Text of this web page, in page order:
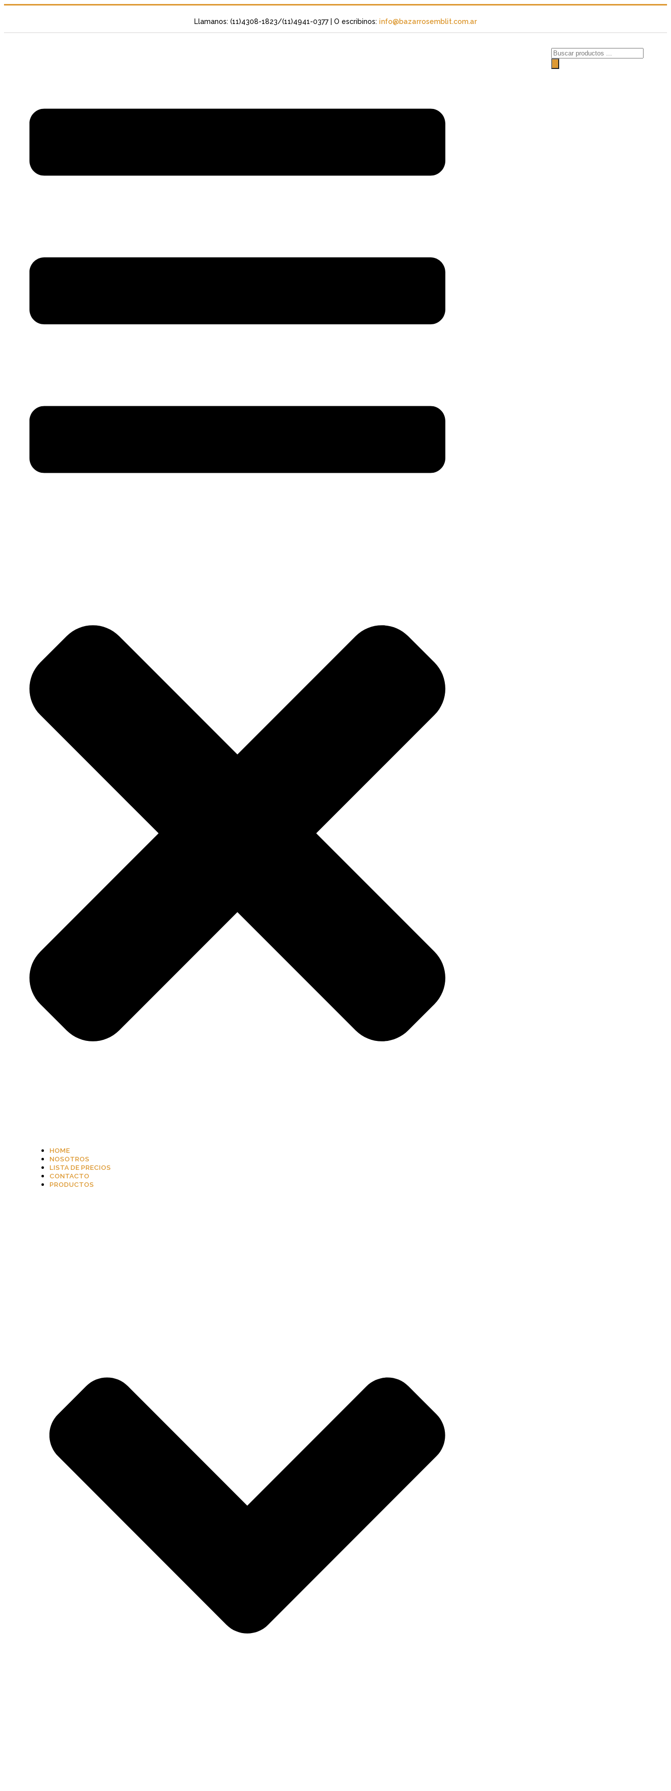
Llamanos: (11)4308-1823/(11)4941-0377 | O escribinos: info@bazarrosemblit.com.ar
HOME
NOSOTROS
LISTA DE PRECIOS
CONTACTO
PRODUCTOS